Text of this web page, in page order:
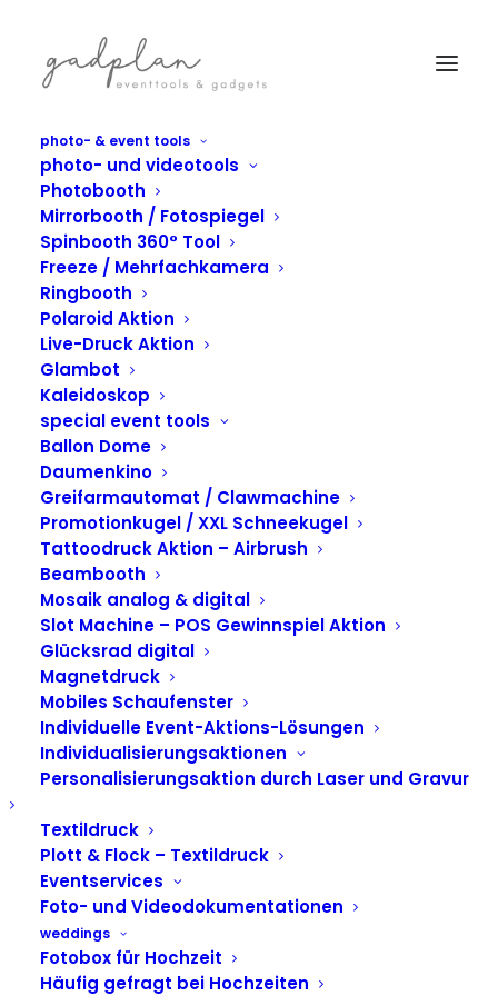
photo- & event tools
photo- und videotools
Photobooth
Mirrorbooth / Fotospiegel
Spinbooth 360° Tool
Freeze / Mehrfachkamera
Ringbooth
Polaroid Aktion
Live-Druck Aktion
Glambot
Kaleidoskop
special event tools
Ballon Dome
Daumenkino
Greifarmautomat / Clawmachine
Promotionkugel / XXL Schneekugel
Tattoodruck Aktion – Airbrush
Beambooth
Mosaik analog & digital
Slot Machine – POS Gewinnspiel Aktion
Glücksrad digital
Magnetdruck
Mobiles Schaufenster
Individuelle Event-Aktions-Lösungen
Individualisierungsaktionen
Personalisierungsaktion durch Laser und Gravur
Textildruck
Plott & Flock – Textildruck
Eventservices
Foto- und Videodokumentationen
weddings
Fotobox für Hochzeit
Häufig gefragt bei Hochzeiten
INGREIFARMAUTOMAT
Greifarm-Aktion für
s.Oliver &
Copenhagen Studios
| Campus Opening